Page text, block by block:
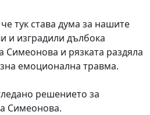
тук става дума за нашите
и изградили дълбока
Симеонова и рязката раздяла
емоционална травма.
решението за
Симеонова.